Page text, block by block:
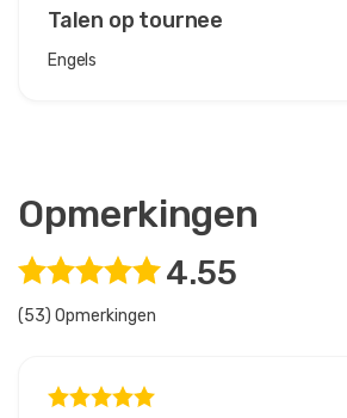
Talen op tournee
Engels
Opmerkingen
4.55
(53) Opmerkingen